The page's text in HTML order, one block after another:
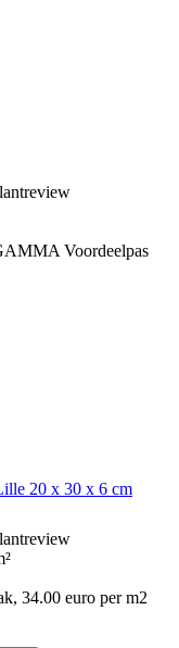
Voordeelpas
20 x 30 x 6 cm
34.00 euro per m2